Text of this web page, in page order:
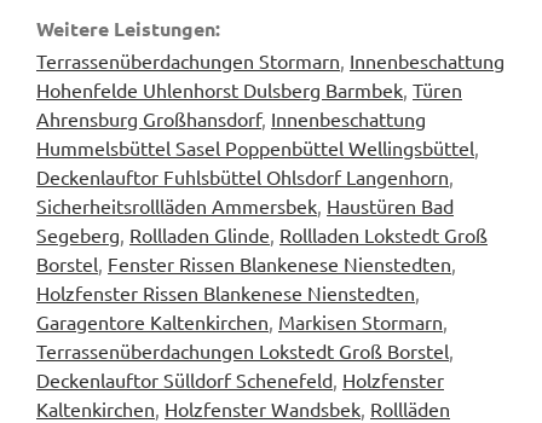
Weitere Leistungen:
Terrassenüberdachungen Stormarn Innenbeschattung
Hohenfelde Uhlenhorst Dulsberg Barmbek Türen
Ahrensburg Großhansdorf, Innenbeschattung
Hummelsbüttel Sasel Poppenbüttel Wellingsbüttel
Deckenlauftor Fuhlsbüttel Ohlsdorf Langenhorn
Sicherheitsrollläden Ammersbek Haustüren Bad
Segeberg Rollladen Glinde Rollladen Lokstedt Groß
Borstel Fenster Rissen Blankenese Nienstedten
Holzfenster Rissen Blankenese Nienstedten
Garagentore Kaltenkirchen Markisen Stormarn
Terrassenüberdachungen Lokstedt Groß Borstel
Deckenlauftor Sülldorf Schenefeld Holzfenster
Kaltenkirchen Holzfenster Wandsbek Rollläden